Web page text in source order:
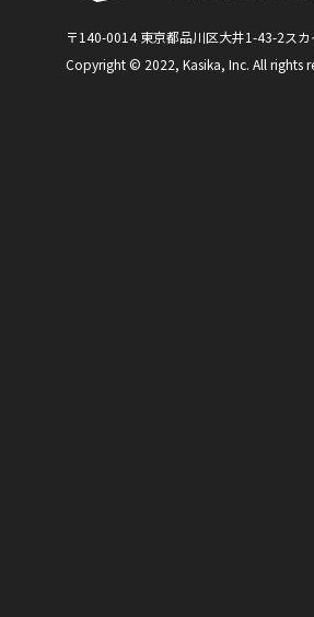
〒140-0014 東京都品川区大井1-43-2スカ
Copyright © 2022, Kasika, Inc. All rights